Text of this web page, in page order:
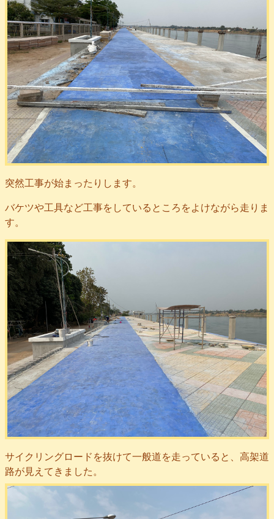
突然工事が始まったりします。
バケツや工具など工事をしているところをよけながら走りま
す。
サイクリングロードを抜けて一般道を走っていると、高架道
路が見えてきました。